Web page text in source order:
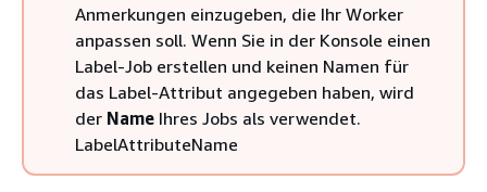
Anmerkungen einzugeben, die Ihr Worker
anpassen soll. Wenn Sie in der Konsole einen
Label-Job erstellen und keinen Namen für
das Label-Attribut angegeben haben, wird
der Name Ihres Jobs als verwendet.
LabelAttributeName